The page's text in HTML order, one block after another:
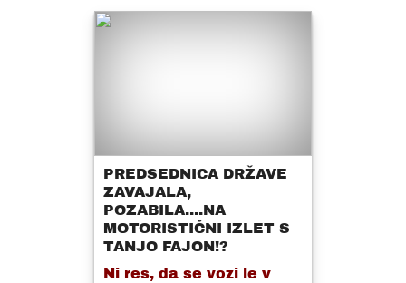
PREDSEDNICA DRŽAVE
ZAVAJALA,
POZABILA....NA
MOTORISTIČNI IZLET S
TANJO FAJON!?
Ni res, da se vozi le v